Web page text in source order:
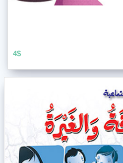
4$